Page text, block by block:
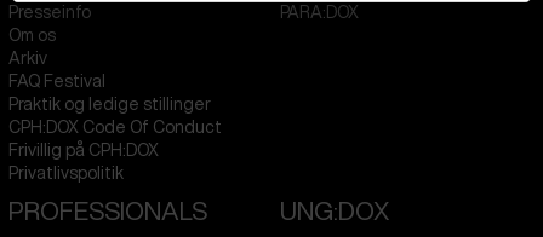
Presseinfo
Om os
Arkiv
FAQ Festival
Praktik og ledige stillinger
CPH:DOX Code Of Conduct
Frivillig på CPH:DOX
Privatlivspolitik
PARA:DOX
PROFESSIONALS UNG:DOX